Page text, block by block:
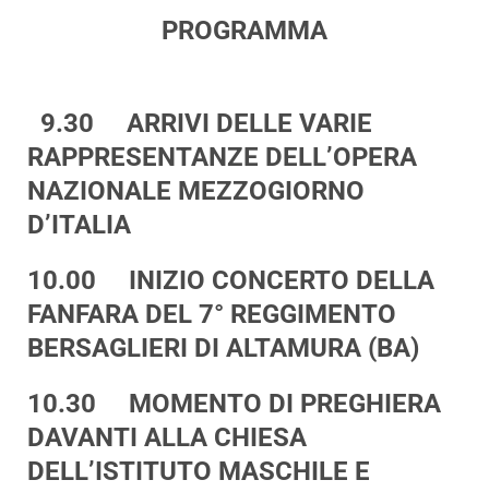
PROGRAMMA
9.30 ARRIVI DELLE VARIE
RAPPRESENTANZE DELL’OPERA
NAZIONALE MEZZOGIORNO
D’ITALIA
10.00 INIZIO CONCERTO DELLA
FANFARA DEL 7° REGGIMENTO
BERSAGLIERI DI ALTAMURA (BA)
10.30 MOMENTO DI PREGHIERA
DAVANTI ALLA CHIESA
DELL’ISTITUTO MASCHILE E